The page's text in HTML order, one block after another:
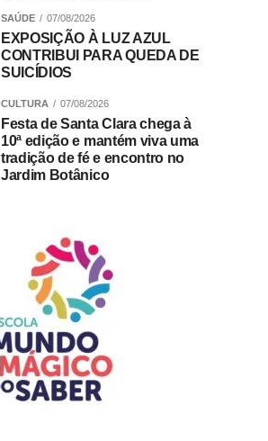
SAÚDE 07/08/2026
EXPOSIÇÃO À LUZ AZUL
CONTRIBUI PARA QUEDA DE
SUICÍDIOS
CULTURA 07/08/2026
Festa de Santa Clara chega à
10ª edição e mantém viva uma
tradição de fé e encontro no
Jardim Botânico